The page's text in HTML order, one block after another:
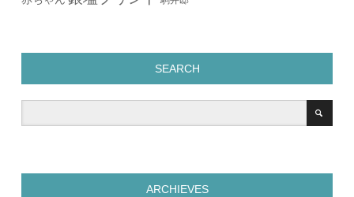
SEARCH
ARCHIEVES